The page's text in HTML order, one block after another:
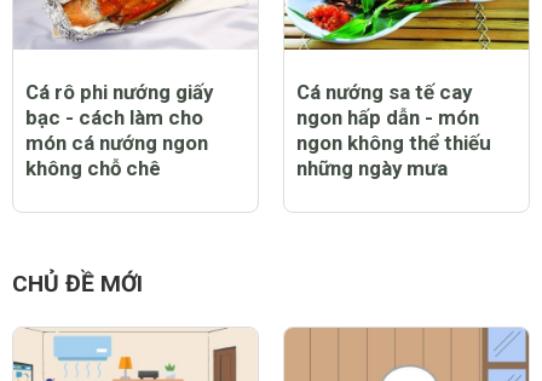
Cá rô phi nướng giấy
bạc - cách làm cho
món cá nướng ngon
không chỗ chê
Cá nướng sa tế cay
ngon hấp dẫn - món
ngon không thể thiếu
những ngày mưa
CHỦ ĐỀ MỚI